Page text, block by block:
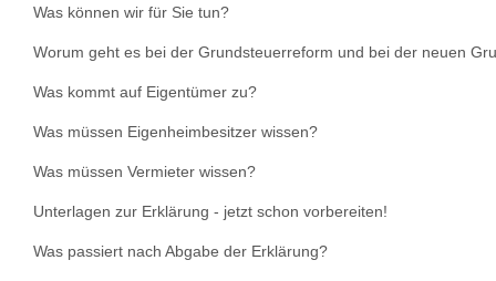
Was können wir für Sie tun?
Worum geht es bei der Grundsteuerreform und bei der neuen
Was kommt auf Eigentümer zu?
Was müssen Eigenheimbesitzer wissen?
Was müssen Vermieter wissen?
Unterlagen zur Erklärung - jetzt schon vorbereiten!
Was passiert nach Abgabe der Erklärung?